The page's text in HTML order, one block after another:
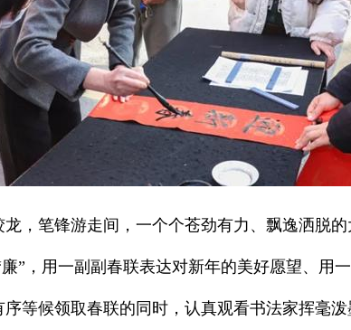
，笔锋游走间，一个个苍劲有力、飘逸洒脱
”，用一副副春联表达对新年的美好愿望、用
等候领取春联的同时，认真观看书法家挥毫